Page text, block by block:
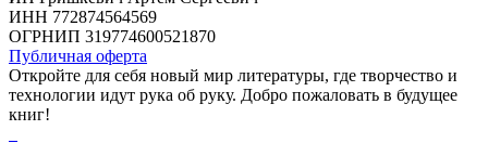
ИНН 772874564569
ОГРНИП 319774600521870
Публичная оферта
Откройте для себя новый мир литературы, где творчество и
технологии идут рука об руку. Добро пожаловать в будущее
книг!